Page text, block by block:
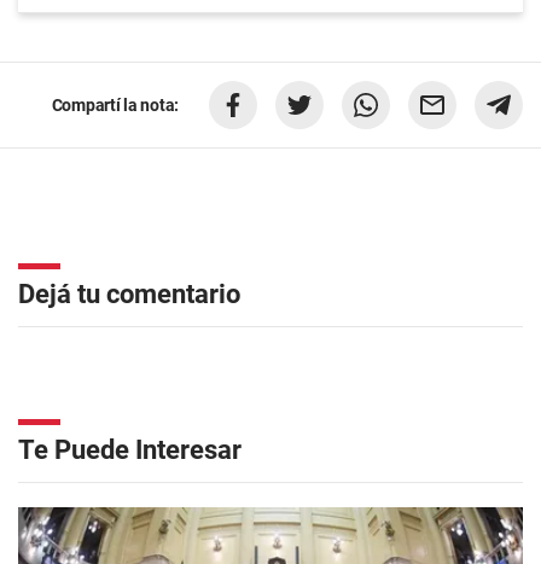
Compartí la nota:
Dejá tu comentario
Te Puede Interesar